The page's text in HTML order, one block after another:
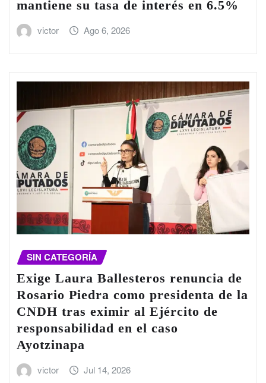
mantiene su tasa de interés en 6.5%
victor Ago 6, 2026
SIN CATEGORÍA
Exige Laura Ballesteros renuncia de
Rosario Piedra como presidenta de la
CNDH tras eximir al Ejército de
responsabilidad en el caso
Ayotzinapa
victor Jul 14, 2026